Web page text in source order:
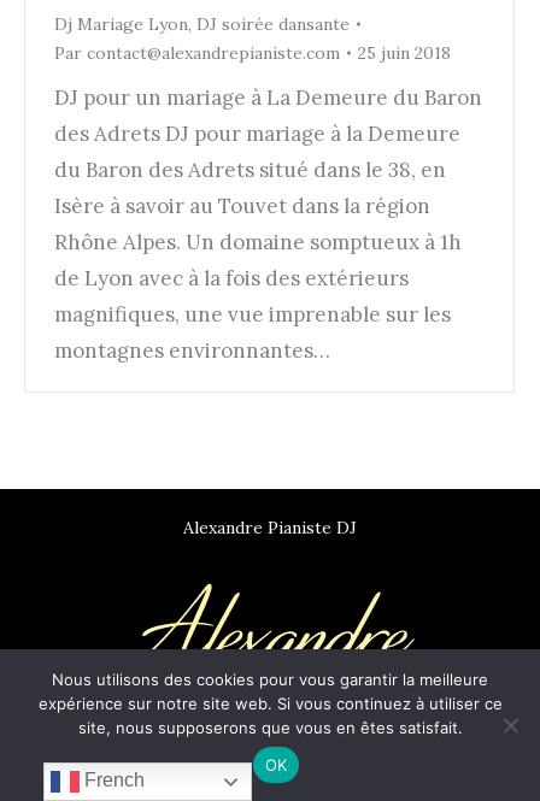
Dj Mariage Lyon, DJ soirée dansante
Par contact@alexandrepianiste.com 25 juin 2018
DJ pour un mariage à La Demeure du Baron
des Adrets DJ pour mariage à la Demeure
du Baron des Adrets situé dans le 38, en
Isère à savoir au Touvet dans la région
Rhône Alpes. Un domaine somptueux à 1h
de Lyon avec à la fois des extérieurs
magnifiques, une vue imprenable sur les
montagnes environnantes…
Alexandre Pianiste DJ
Copyright 2026
www.alexandrepianiste.com
French
Nous utilisons des cookies pour vous garantir la meilleure
expérience sur notre site web. Si vous continuez à utiliser ce
site, nous supposerons que vous en êtes satisfait.
OK